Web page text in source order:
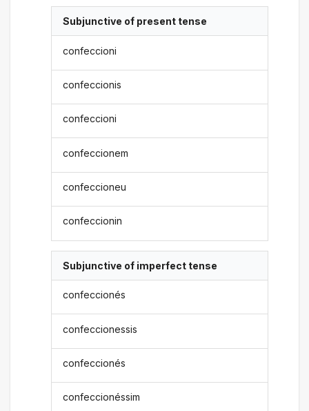
Subjunctive of present tense
confeccioni
confeccionis
confeccioni
confeccionem
confeccioneu
confeccionin
Subjunctive of imperfect tense
confeccionés
confeccionessis
confeccionés
confeccionéssim